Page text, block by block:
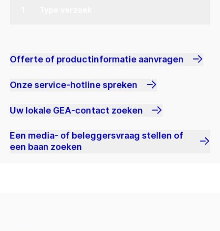
Offerte of productinformatie aanvragen
Onze service-hotline spreken
Uw lokale GEA-contact zoeken
Een media- of beleggersvraag stellen of
een baan zoeken